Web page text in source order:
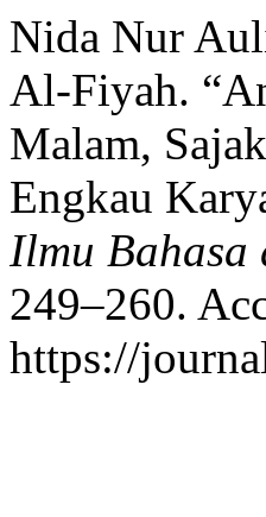
Nida Nur
Al-Fiyah.
Malam,
Engkau
Ilmu
249–260.
https://